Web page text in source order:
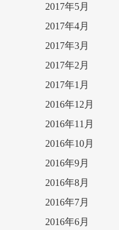
2017年5月
2017年4月
2017年3月
2017年2月
2017年1月
2016年12月
2016年11月
2016年10月
2016年9月
2016年8月
2016年7月
2016年6月